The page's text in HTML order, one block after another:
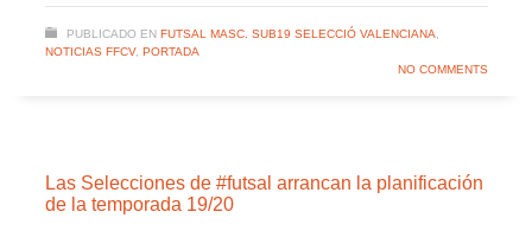
PUBLICADO EN FUTSAL MASC. SUB19 SELECCIÓ VALENCIANA,
NOTICIAS FFCV, PORTADA
NO COMMENTS
Las Selecciones de #futsal arrancan la planificación
de la temporada 19/20